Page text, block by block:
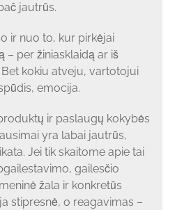
jautrūs.
ir nuo to, kur pirkėjai
– per žiniasklaidą ar iš
kokiu atveju, vartotojui
emocija.
ir paslaugų kokybės
yra labai jautrūs,
Jei tik skaitome apie tai
gailesčio
žala ir konkretūs
stipresnė, o reagavimas –